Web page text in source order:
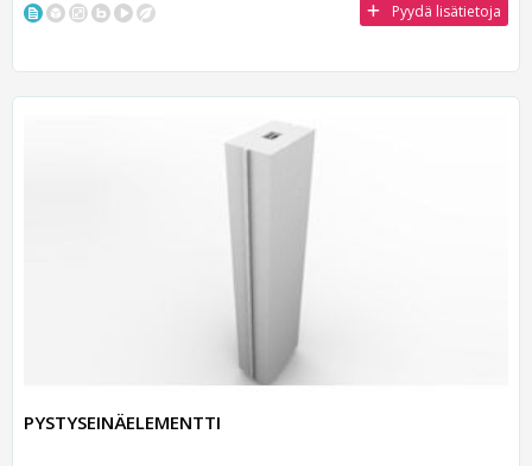
Pyydä lisätietoja
PYSTYSEINÄELEMENTTI